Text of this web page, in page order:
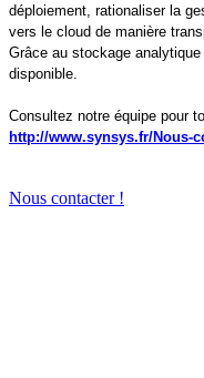
déploiement, rationaliser la
vers le cloud de manière
Grâce au stockage
disponible.
Consultez notre équipe pour
http://www.synsys.fr/Nous-
Nous contacter !